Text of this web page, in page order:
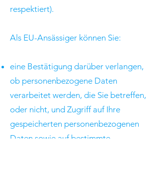
respektiert).
Als EU-Ansässiger können Sie:
eine Bestätigung darüber verlangen,
ob personenbezogene Daten
verarbeitet werden, die Sie betreffen,
oder nicht, und Zugriff auf Ihre
gespeicherten personenbezogenen
Daten sowie auf bestimmte